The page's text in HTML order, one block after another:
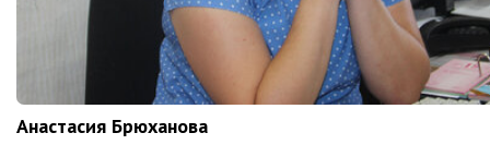
Анастасия Брюханова